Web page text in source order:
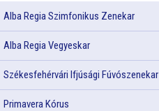
Alba Regia Szimfonikus Zenekar
Alba Regia Vegyeskar
Székesfehérvári Ifjúsági Fúvószenekar
Primavera Kórus